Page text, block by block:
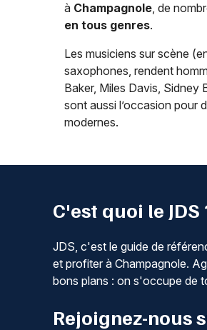
à Champagnole, de
en tous genres.
Les musiciens sur scène
saxophones, rendent
Baker, Miles Davis, Sidney
sont aussi l’occasion pour
modernes.
C'est quoi le JDS
JDS, c'est le guide de
et profiter à Champagnole.
bons plans : on s'occupe de
Rejoignez-nous